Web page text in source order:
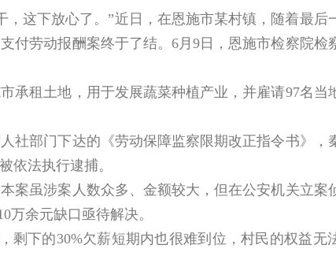
这下放心了。”近日，在恩施市某村镇，随着最后
付劳动报酬案终于了结。6月9日，恩施市检察院检
租土地，用于发展蔬菜种植产业，并雇请97名当
部门下达的《劳动保障监察限期改正指令书》，
依法执行逮捕。
虽涉案人数众多、金额较大，但在公安机关立案
万余元缺口亟待解决。
下的30%欠薪短期内也很难到位，村民的权益无